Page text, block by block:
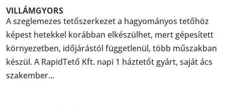
VILLÁMGYORS
A szeglemezes tetőszerkezet a hagyományos tetőhöz
képest hetekkel korábban elkészülhet, mert gépesített
környezetben, időjárástól függetlenül, több műszakban
készül. A RapidTető Kft. napi 1 háztetőt gyárt, saját ács
szakember...